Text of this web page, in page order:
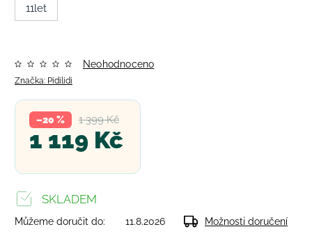
11let
Značka: Pidilidi
Neohodnoceno
1 399 Kč
–20 %
1 119 Kč
SKLADEM
Můžeme doručit do: 11.8.2026 Možnosti doručení